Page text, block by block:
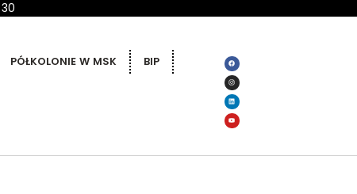
PÓŁKOLONIE W MSK BIP